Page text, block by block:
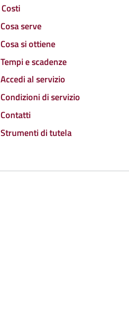
Costi
Cosa serve
Cosa si ottiene
Tempi e scadenze
Accedi al servizio
Condizioni di servizio
Contatti
Strumenti di tutela